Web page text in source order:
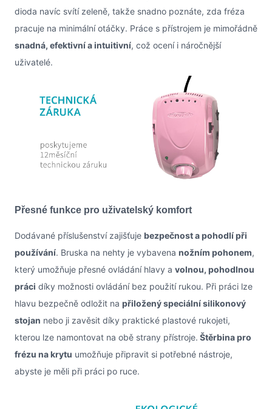
dioda navíc svítí zeleně, takže snadno poznáte, zda fréza
pracuje na minimální otáčky. Práce s přístrojem je mimořádně
snadná, efektivní a intuitivní, což ocení i náročnější
uživatelé.
Přesné funkce pro uživatelský komfort
Dodávané příslušenství zajišťuje bezpečnost a pohodlí při
používání. Bruska na nehty je vybavena nožním pohonem,
který umožňuje přesné ovládání hlavy a volnou, pohodlnou
práci díky možnosti ovládání bez použití rukou. Při práci lze
hlavu bezpečně odložit na přiložený speciální silikonový
stojan nebo ji zavěsit díky praktické plastové rukojeti,
kterou lze namontovat na obě strany přístroje. Štěrbina pro
frézu na krytu umožňuje připravit si potřebné nástroje,
abyste je měli při práci po ruce.